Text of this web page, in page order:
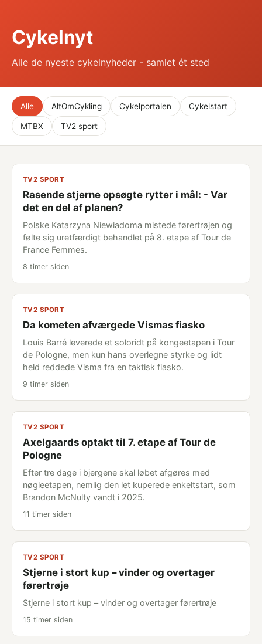
Cykelnyt
Alle de nyeste cykelnyheder - samlet ét sted
Alle AltOmCykling Cykelportalen Cykelstart
MTBX TV2 sport
TV2 SPORT
Rasende stjerne opsøgte rytter i mål: - Var
det en del af planen?
Polske Katarzyna Niewiadoma mistede førertrøjen og
følte sig uretfærdigt behandlet på 8. etape af Tour de
France Femmes.
8 timer siden
TV2 SPORT
Da kometen afværgede Vismas fiasko
Louis Barré leverede et soloridt på kongeetapen i Tour
de Pologne, men kun hans overlegne styrke og lidt
held reddede Visma fra en taktisk fiasko.
9 timer siden
TV2 SPORT
Axelgaards optakt til 7. etape af Tour de
Pologne
Efter tre dage i bjergene skal løbet afgøres med
nøgleetapen, nemlig den let kuperede enkeltstart, som
Brandon McNulty vandt i 2025.
11 timer siden
TV2 SPORT
Stjerne i stort kup – vinder og overtager
førertrøje
Stjerne i stort kup – vinder og overtager førertrøje
15 timer siden